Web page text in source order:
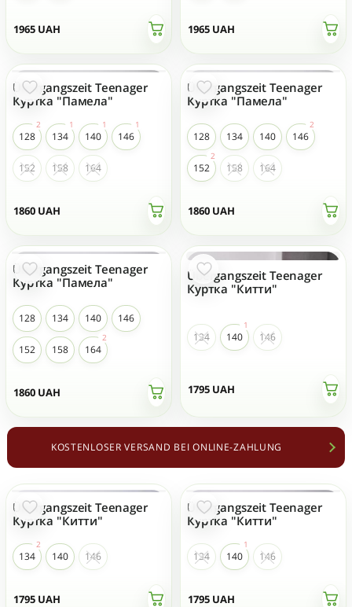
1965 UAH 1965 UAH
1860 UAH
Übergangszeit Teenager
Куртка "Памела"
128 134 140 146
152 158 164
1860 UAH
Übergangszeit Teenager
Куртка "Памела"
128 134 140 146
152 158 164
1860 UAH
Übergangszeit Teenager
Куртка "Памела"
128 134 140 146
152 158 164
1795 UAH
Übergangszeit Teenager
Куртка "Китти"
134 140 146
KOSTENLOSER VERSAND BEI ONLINE-ZAHLUNG
1795 UAH
Übergangszeit Teenager
Куртка "Китти"
134 140 146
1795 UAH
Übergangszeit Teenager
Куртка "Китти"
134 140 146